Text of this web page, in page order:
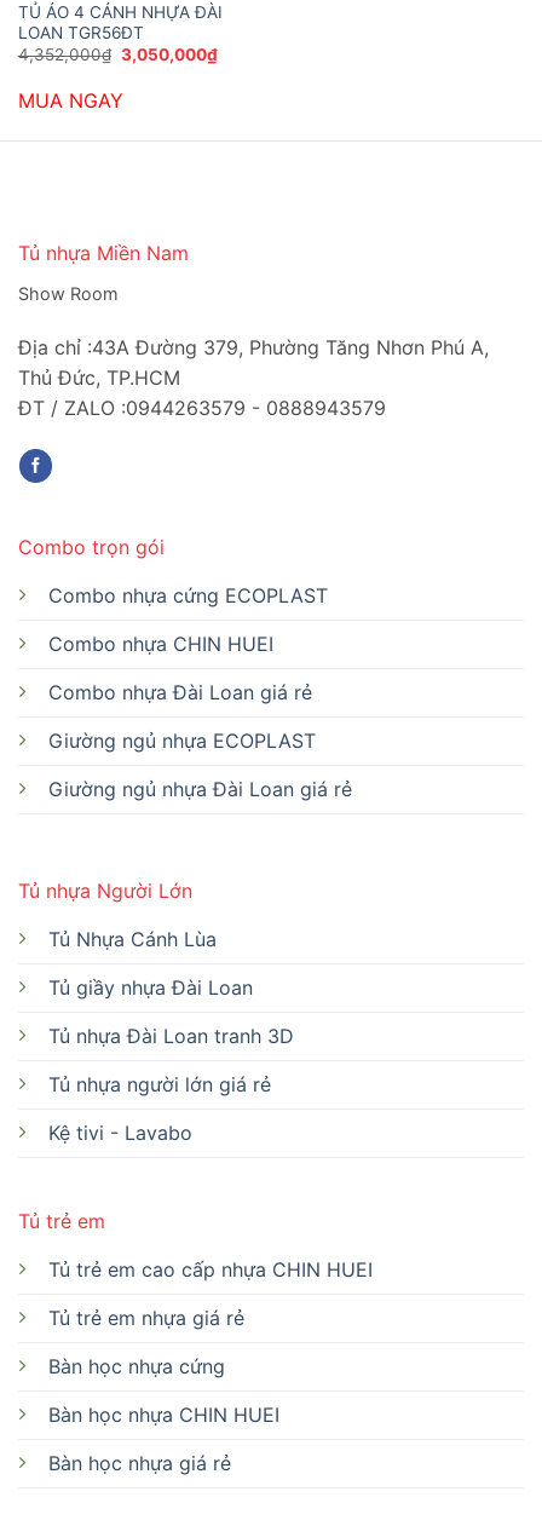
TỦ ÁO 4 CÁNH NHỰA ĐÀI
LOAN TGR56ĐT
4,352,000₫ Giá
gốc
4,352,000₫.
3,050,000₫Giá
hiện
MUA NGAY
Tủ nhựa Miền Nam
Show Room
Địa chỉ :43A Đường 379, Phường Tăng Nhơn Phú A,
Thủ Đức, TP.HCM
ĐT / ZALO :0944263579 - 0888943579
Tủ nhựa Người Lớn
Tủ Nhựa Cánh Lùa
Tủ giầy nhựa Đài Loan
Tủ nhựa Đài Loan tranh 3D
Tủ nhựa người lớn giá rẻ
Kệ tivi - Lavabo
Tủ trẻ em
Tủ trẻ em cao cấp nhựa CHIN HUEI
Tủ trẻ em nhựa giá rẻ
Bàn học nhựa cứng
Bàn học nhựa CHIN HUEI
Bàn học nhựa giá rẻ
Combo trọn gói
Combo nhựa cứng ECOPLAST
Combo nhựa CHIN HUEI
Combo nhựa Đài Loan giá rẻ
Giường ngủ nhựa ECOPLAST
Giường ngủ nhựa Đài Loan giá rẻ